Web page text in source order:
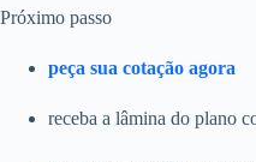
Próximo passo
peça sua cotação agora
receba a lâmina do plano